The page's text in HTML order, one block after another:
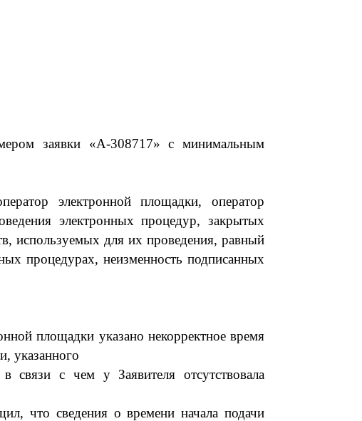
заявки «А-308717» сминимальным
электронной площадки, оператор
электронных процедур, закрытых
используемых для их проведения, равный
процедурах, неизменность подписанных
площадки указано некорректное время
, указанного
в связи с чем у Заявителя отсутствовала
, что сведения о времени начала подачи